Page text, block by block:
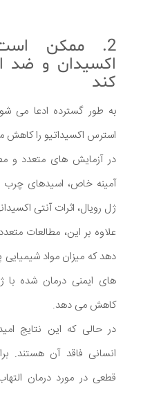
2. ممکن
اکسیدان و ضد
کند
به طور گسترده ادعا می
استرس اکسیداتیو را کاهش
در آزمایش های متعدد و
آمینه خاص، اسیدهای چرب
ژل رویال، اثرات آنتی
علاوه بر این، مطالعات
دهد که میزان مواد شیمیایی
های ایمنی درمان شده با
کاهش می دهد.
در حالی که این نتایج
انسانی فاقد آن هستند.
قطعی در مورد درمان